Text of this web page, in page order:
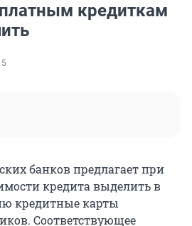
кредиткам
банков предлагает при
кредита выделить в
кредитные карты
Соответствующее